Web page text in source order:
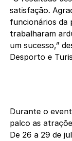
satisfação.
funcionários da
trabalharam
um sucesso,”
Desporto e
Durante o
palco as
De 26 a 29 de